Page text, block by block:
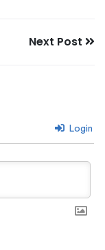
Next Post
Login